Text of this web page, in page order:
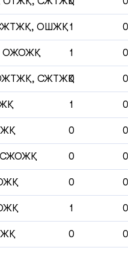
ОШЖҚ1 0
ОЖОЖҚ 1 0
СЖТЖҚ
0 0
1 0
0 0
0 0
0 0
1 0
0 0